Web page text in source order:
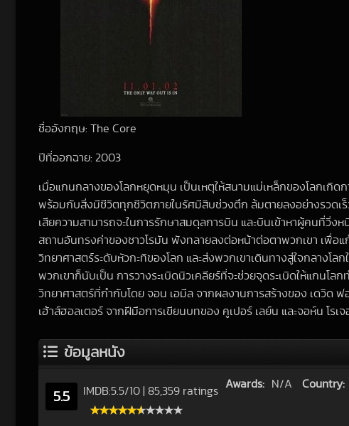
ชื่ออังกฤษ: The Core
ปีที่ออกฉาย: 2003
เมื่อแกนกลางของโลกหยุดหมุน เป็นเหตุให้สนามแม่เหล็กของโลกเกิ
พร้อมกับสิ่งมีชีวิตทุกชีวิตภายในรัศมีสิบช่วงตึก ล้มตายลงอย่างรวดเ
เสียความสามารถจะในการรักษาสมดุลการบิน และบินเข้าหาผู้คนที่
สถานอันทรงค่าของชาวโรมัน พังทลายลงต่อหน้าต่อตาพวกเขา เพื่อ
วิทยาศาสตร์ระดับหัวกะทิของโลก และส่งพวกเขาเดินทางสู่ใจกลางโล
พวกเขาก็นับเป็น การวางระเบิดนิวเคลียร์ที่จะช่วยจุดระเบิดให้แกนโ
วิทยาศาสตร์ที่กำกับโดย จอน เอมีล จากผลงานการสร้างของ เดวิด ฟ
เฮ้าส์ฮอลเตอร์ จากฝีมือการเขียนบทของ คูเปอร์ เลย์น และจอห์น โรเจ
ข้อมูลหนัง
5.5 IMDB:5.5/10 85,359 ratings
Awards: N/A Country: